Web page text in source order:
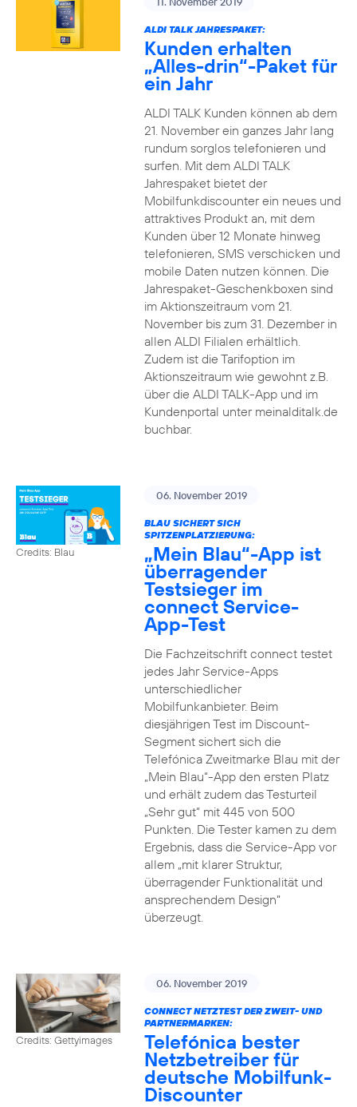
ALDI TALK JAHRESPAKET:
Kunden erhalten
„Alles-drin“-Paket für
ein Jahr
ALDI TALK Kunden können ab dem
21. November ein ganzes Jahr lang
rundum sorglos telefonieren und
surfen. Mit dem ALDI TALK
Jahrespaket bietet der
Mobilfunkdiscounter ein neues und
attraktives Produkt an, mit dem
Kunden über 12 Monate hinweg
telefonieren, SMS verschicken und
mobile Daten nutzen können. Die
Jahrespaket-Geschenkboxen sind
im Aktionszeitraum vom 21.
November bis zum 31. Dezember in
allen ALDI Filialen erhältlich.
Zudem ist die Tarifoption im
Aktionszeitraum wie gewohnt z.B.
über die ALDI TALK-App und im
Kundenportal unter meinalditalk.de
buchbar.
Credits: Blau
06. November 2019
BLAU SICHERT SICH
SPITZENPLATZIERUNG:
„Mein Blau“-App ist
überragender
Testsieger im
connect Service-
App-Test
Die Fachzeitschrift connect testet
jedes Jahr Service-Apps
unterschiedlicher
Mobilfunkanbieter. Beim
diesjährigen Test im Discount-
Segment sichert sich die
Telefónica Zweitmarke Blau mit der
„Mein Blau“-App den ersten Platz
und erhält zudem das Testurteil
„Sehr gut“ mit 445 von 500
Punkten. Die Tester kamen zu dem
Ergebnis, dass die Service-App vor
allem „mit klarer Struktur,
überragender Funktionalität und
ansprechendem Design“
überzeugt.
Credits: Gettyimages
06. November 2019
CONNECT NETZTEST DER ZWEIT- UND
PARTNERMARKEN:
Telefónica bester
Netzbetreiber für
deutsche Mobilfunk-
Discounter